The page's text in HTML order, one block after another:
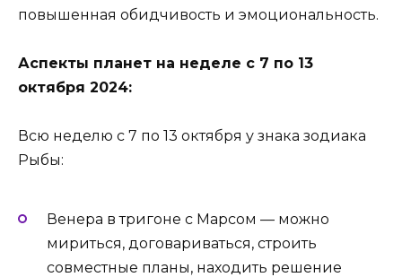
повышенная обидчивость и эмоциональность.
Аспекты планет на неделе с 7 по 13
октября 2024:
Всю неделю с 7 по 13 октября у знака зодиака
Рыбы:
Венера в тригоне с Марсом — можно
мириться, договариваться, строить
совместные планы, находить решение